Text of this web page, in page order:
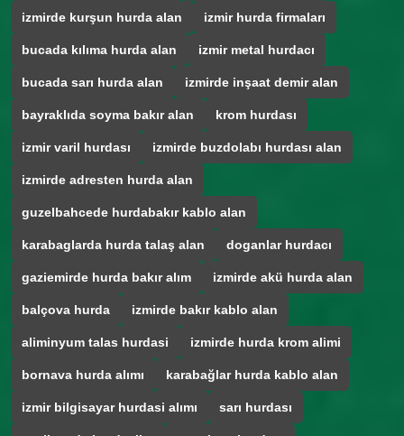
izmirde kurşun hurda alan izmir hurda firmaları
bucada kılıma hurda alan izmir metal hurdacı
bucada sarı hurda alan izmirde inşaat demir alan
bayraklıda soyma bakır alan krom hurdası
izmir varil hurdası izmirde buzdolabı hurdası alan
izmirde adresten hurda alan
guzelbahcede hurdabakır kablo alan
karabaglarda hurda talaş alan doganlar hurdacı
gaziemirde hurda bakır alım izmirde akü hurda alan
balçova hurda izmirde bakır kablo alan
aliminyum talas hurdasi izmirde hurda krom alimi
bornava hurda alımı karabağlar hurda kablo alan
izmir bilgisayar hurdasi alımı sarı hurdası